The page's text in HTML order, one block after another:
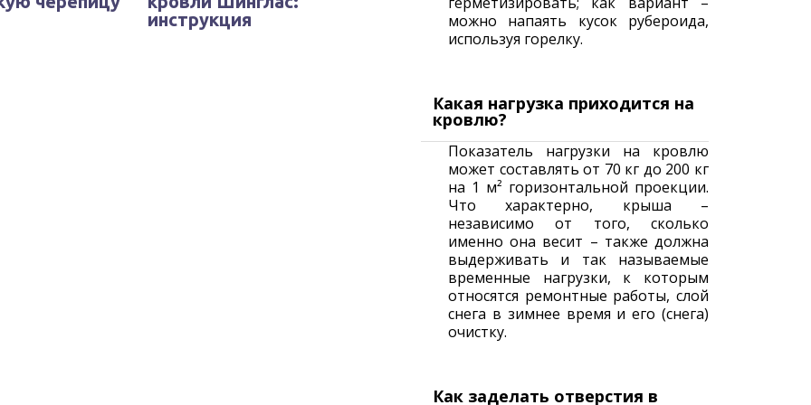
инструкция
можно напаять кусок рубероида,
используя горелку.
Какая нагрузка приходится на
кровлю?
Показатель нагрузки на кровлю
может составлять от 70 кг до 200 кг
на 1 м² горизонтальной проекции.
Что характерно, крыша –
независимо от того, сколько
именно она весит – также должна
выдерживать и так называемые
временные нагрузки, к которым
относятся ремонтные работы, слой
снега в зимнее время и его (снега)
очистку.
Как заделать отверстия в